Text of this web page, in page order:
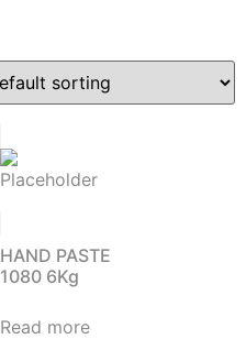
HAND PASTE
1080 6Kg
Read more